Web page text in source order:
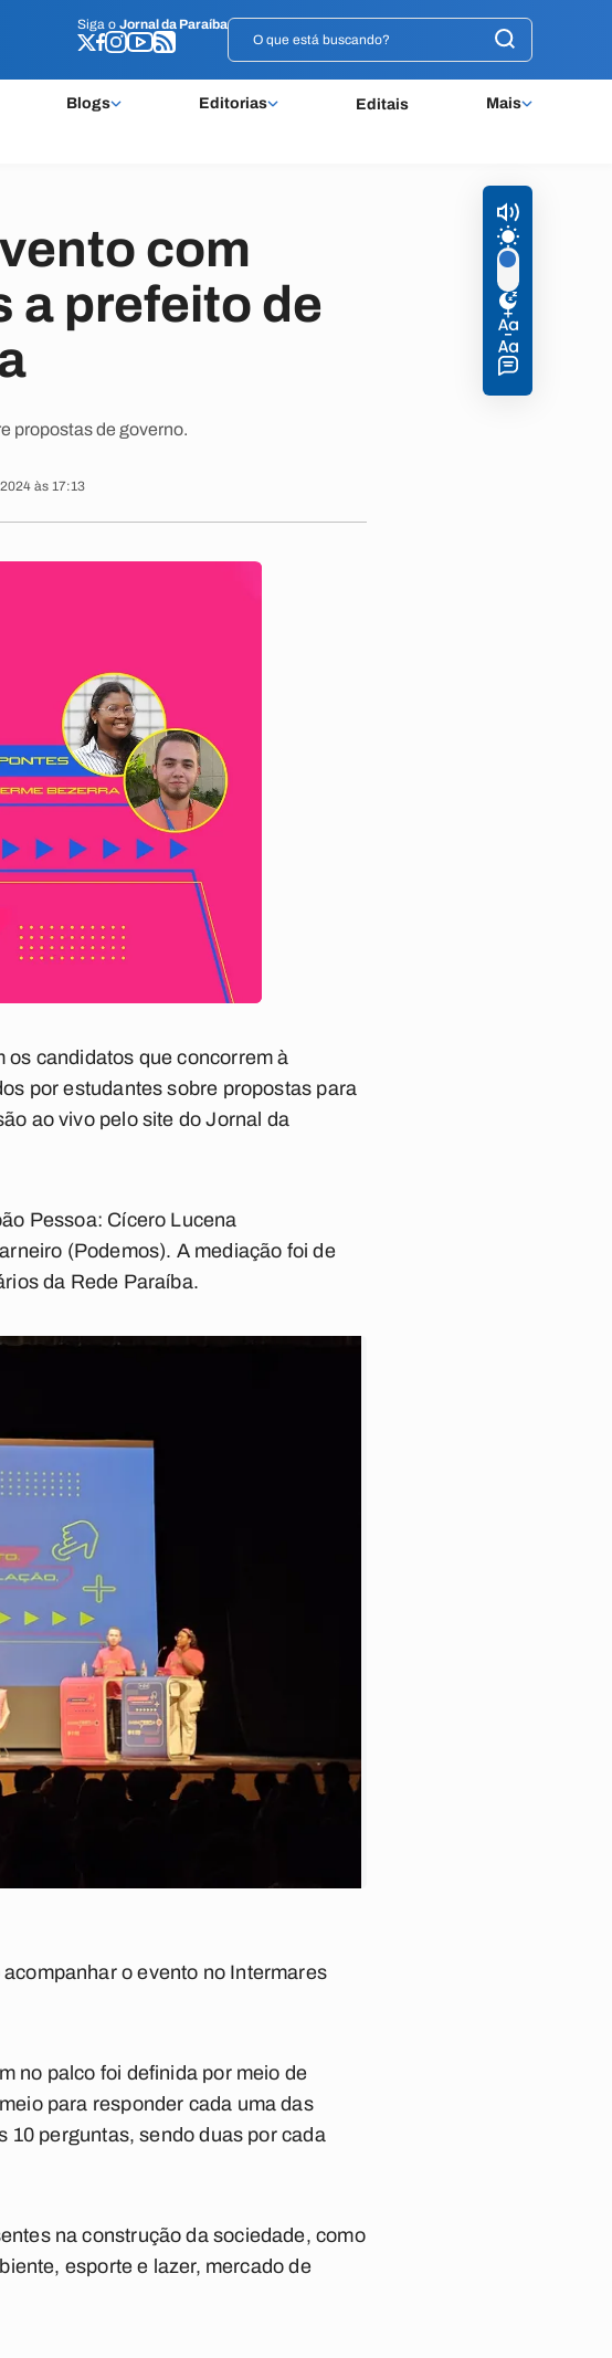
Siga o Jornal da Paraíba
Blogs Editorias Editais Mais
Siga o Jornal da Paraíba
com
a prefeito de
propostas de governo.
às 17:13
candidatos que concorrem à
por estudantes sobre propostas para
ao vivo pelo site do Jornal da
Pessoa: Cícero Lucena
(Podemos). A mediação foi de
da Rede Paraíba.
o evento no Intermares
no palco foi definida por meio de
para responder cada uma das
10 perguntas, sendo duas por cada
na construção da sociedade, como
esporte e lazer, mercado de